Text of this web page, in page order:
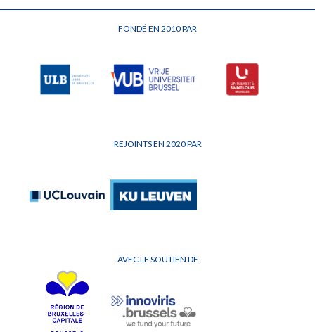
FONDÉ EN 2010 PAR
REJOINTS EN 2020 PAR
AVEC LE SOUTIEN DE